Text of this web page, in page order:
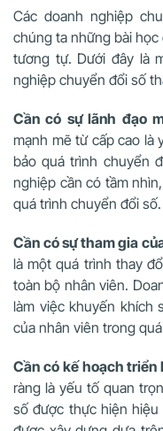
Các doanh nghiệp
chúng ta những bài
tương tự. Dưới đây là
nghiệp chuyển đổi số
Cần có sự lãnh đạo
mạnh mẽ từ cấp cao là
bảo quá trình chuyển
nghiệp cần có tầm
quá trình chuyển đổi số.
Cần có sự tham gia
là một quá trình thay
toàn bộ nhân viên.
làm việc khuyến khích
của nhân viên trong
Cần có kế hoạch triển
ràng là yếu tố quan
số được thực hiện